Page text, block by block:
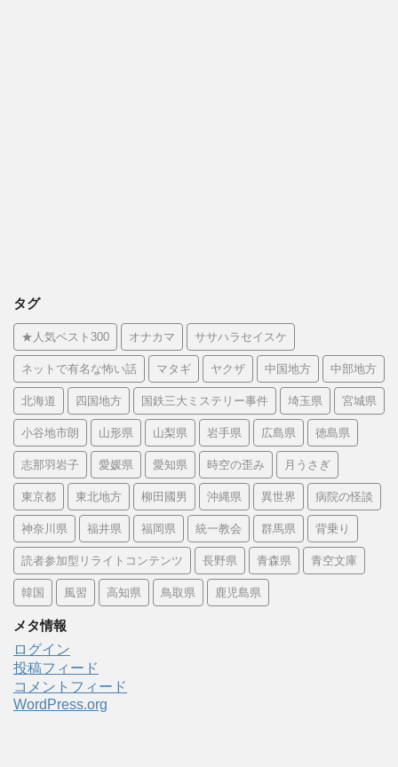
タグ
★人気ベスト300 オナカマ ササハラセイスケ
ネットで有名な怖い話 マタギ ヤクザ 中国地方 中部地方
北海道 四国地方 国鉄三大ミステリー事件 埼玉県 宮城県
小谷地市朗 山形県 山梨県 岩手県 広島県 徳島県
志那羽岩子 愛媛県 愛知県 時空の歪み 月うさぎ
東京都 東北地方 柳田國男 沖縄県 異世界 病院の怪談
神奈川県 福井県 福岡県 統一教会 群馬県 背乗り
読者参加型リライトコンテンツ 長野県 青森県 青空文庫
韓国 風習 高知県 鳥取県 鹿児島県
メタ情報
ログイン
投稿フィード
コメントフィード
WordPress.org